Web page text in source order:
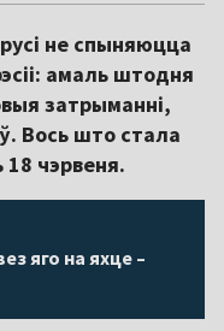
не спыняюцца
амаль штодня
затрыманні,
Вось што стала
18 чэрвеня.
яго на яхце –